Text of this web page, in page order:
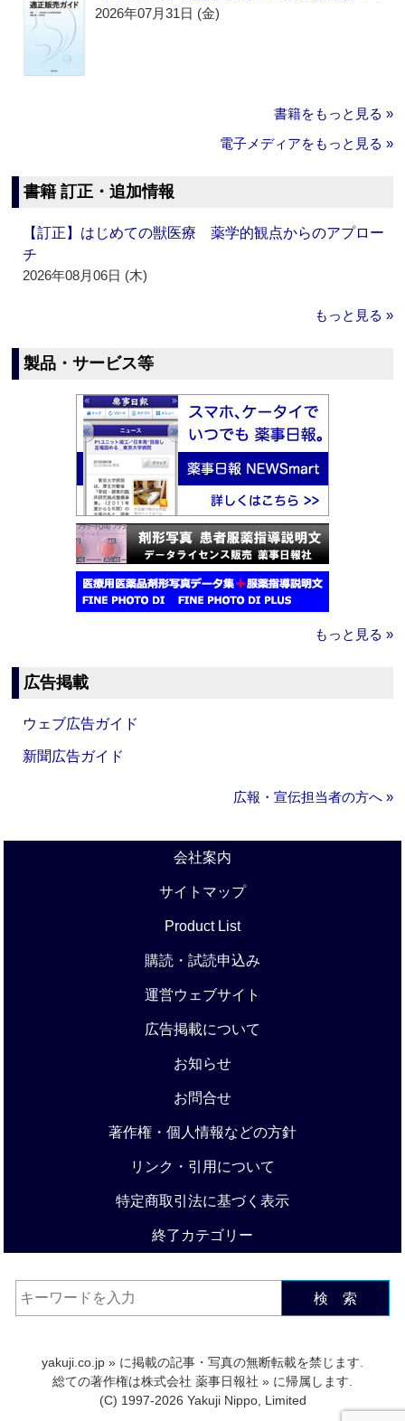
2026年07月31日 (金)
書籍をもっと見る »
電子メディアをもっと見る »
書籍 訂正・追加情報
【訂正】はじめての獣医療 薬学的観点からのアプロー
チ
2026年08月06日 (木)
もっと見る »
製品・サービス等
もっと見る »
広告掲載
ウェブ広告ガイド
新聞広告ガイド
広報・宣伝担当者の方へ »
会社案内
サイトマップ
Product List
購読・試読申込み
運営ウェブサイト
広告掲載について
お知らせ
お問合せ
著作権・個人情報などの方針
リンク・引用について
特定商取引法に基づく表示
終了カテゴリー
検 索
yakuji.co.jp » に掲載の記事・写真の無断転載を禁じます.
総ての著作権は株式会社 薬事日報社 » に帰属します.
(C) 1997-2026 Yakuji Nippo, Limited